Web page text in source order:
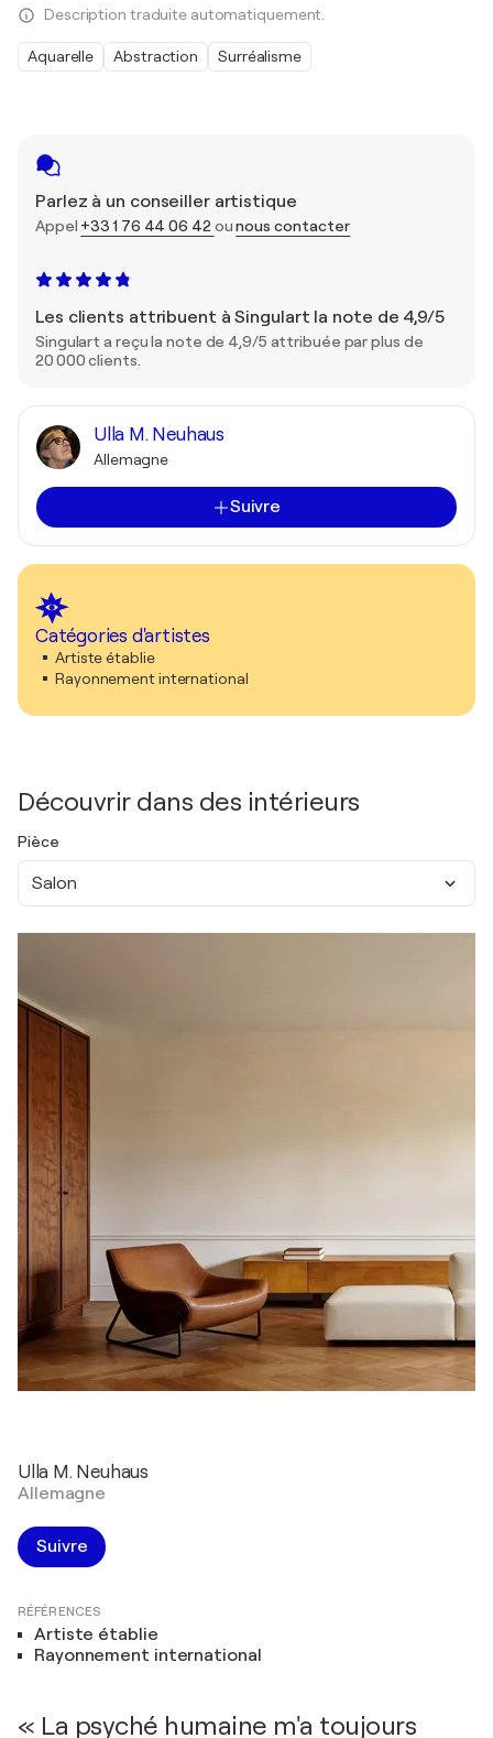
Parlez à un conseiller artistique
Appel +33 1 76 44 06 42 ounous contacter
Les clients attribuent à Singulart la note de 4,9/5
Singulart a reçu la note de 4,9/5 attribuée par plus de
20 000 clients.
Ulla M. Neuhaus
Allemagne
Suivre
Catégories d'artistes
Artiste établie
Rayonnement international
Découvrir dans des intérieurs
Pièce
Salon
Description traduite automatiquement.
Aquarelle Abstraction Surréalisme
Ulla M. Neuhaus
Allemagne
Suivre
RÉFÉRENCES
Artiste établie
Rayonnement international
« La psyché humaine m'a toujours